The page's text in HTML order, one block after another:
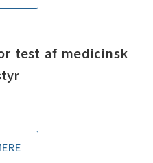
test af medicinsk